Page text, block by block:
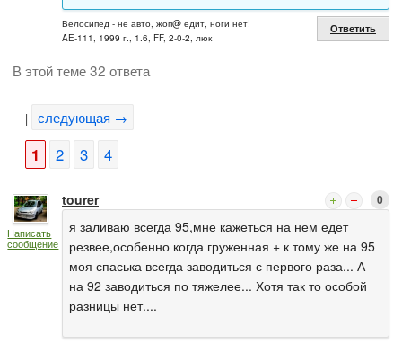
Велосипед - не авто, жоп@ едит, ноги нет!
AE-111, 1999 г., 1.6, FF, 2-0-2, люк
Ответить
В этой теме 32 ответа
| следующая →
1 2 3 4
Написать
сообщение
tourer 0
я заливаю всегда 95,мне кажеться на нем едет
резвее,особенно когда груженная + к тому же на 95
моя спаська всегда заводиться с первого раза... А
на 92 заводиться по тяжелее... Хотя так то особой
разницы нет....